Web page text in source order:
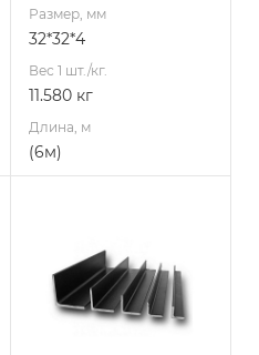
Размер, мм
32*32*4
Вес 1 шт./кг.
11.580 кг
Длина, м
(6м)